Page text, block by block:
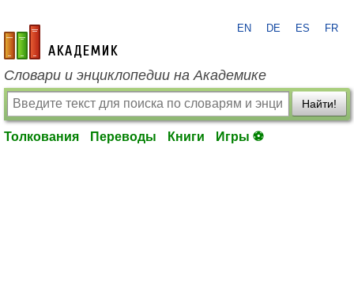
academic.ru
EN DE ES FR
Словари и энциклопедии на Академике
Найти!
Толкования Переводы Книги Игры ⚽